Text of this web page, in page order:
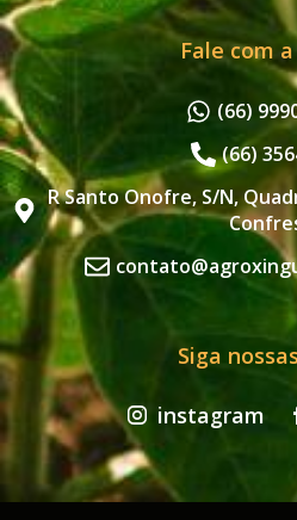
Fale com
(66)
(66)
R Santo Onofre, S/N,
Siga
instagram